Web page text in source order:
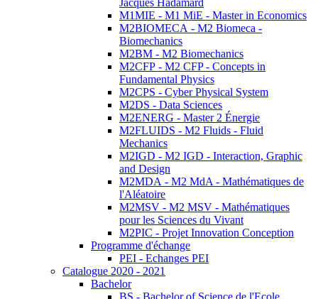
Jacques Hadamard
M1MIE - M1 MiE - Master in Economics
M2BIOMECA - M2 Biomeca -
Biomechanics
M2BM - M2 Biomechanics
M2CFP - M2 CFP - Concepts in
Fundamental Physics
M2CPS - Cyber Physical System
M2DS - Data Sciences
M2ENERG - Master 2 Énergie
M2FLUIDS - M2 Fluids - Fluid
Mechanics
M2IGD - M2 IGD - Interaction, Graphic
and Design
M2MDA - M2 MdA - Mathématiques de
l'Aléatoire
M2MSV - M2 MSV - Mathématiques
pour les Sciences du Vivant
M2PIC - Projet Innovation Conception
Programme d'échange
PEI - Echanges PEI
Catalogue 2020 - 2021
Bachelor
BS - Bachelor of Science de l'Ecole